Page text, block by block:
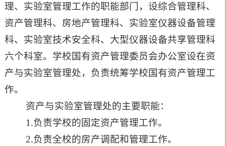
理、实验室管理工作的职能部门，设综合管理科、
资产管理科、房地产管理科、实验室仪器设备管理
科、实验室技术安全科、大型仪器设备共享管理科
六个科室。 学校国有资产管理委员会办公室设在资
产与实验室管理处，负责统筹学校国有资产管理工
作。
资产与实验室管理处的主要职能：
1 .负责学校的固定资产管理工作。
2.负责全校的房产调配和管理工作。